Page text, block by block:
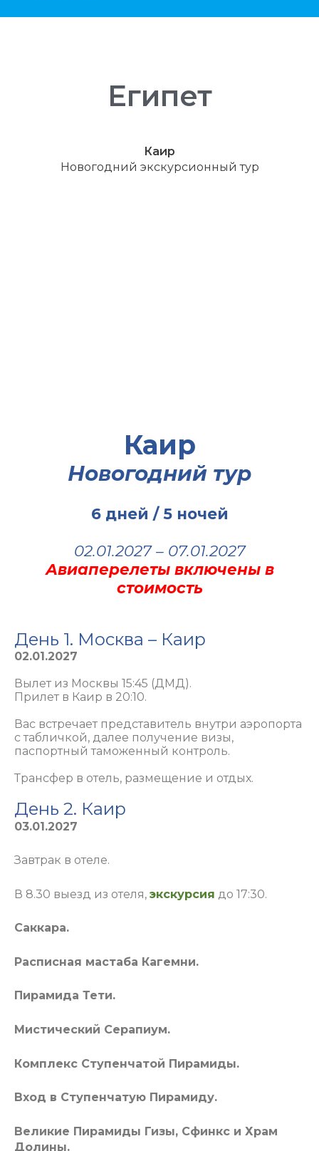
Египет
Каир
Новогодний экскурсионный тур
Каир
Новогодний тур
6 дней / 5 ночей
02.01.2027 – 07.01.2027
Авиаперелеты включены в
стоимость
День 1. Москва – Каир
02.01.2027
Вылет из Москвы 15:45 (ДМД).
Прилет в Каир в 20:10.
Вас встречает представитель внутри аэропорта
с табличкой, далее получение визы,
паспортный таможенный контроль.
Трансфер в отель, размещение и отдых.
День 2. Каир
03.01.2027
Завтрак в отеле.
В 8.30 выезд из отеля, экскурсия до 17:30.
Саккара.
Расписная мастаба Кагемни.
Пирамида Тети.
Мистический Серапиум.
Комплекс Ступенчатой Пирамиды.
Вход в Ступенчатую Пирамиду.
Великие Пирамиды Гизы, Сфинкс и Храм
Долины.